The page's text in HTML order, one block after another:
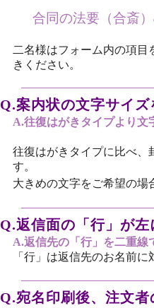
合同の法要（合斎）
二名様はフォーム内の項
きください。
Q.案内状の文字サイ
A.往復はがきタイプより文
往復はがきタイプに比べ、
す。
大きめの文字をご希望の場
Q.返信面の「行」が
A.返信先の「行」を二重線
「行」は返信先のお名前
Q.宛名印刷後、注文